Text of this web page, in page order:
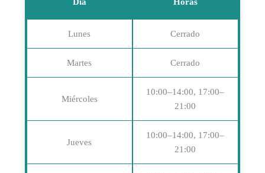
Día Horas
Lunes Cerrado
Martes Cerrado
Miércoles
10:00–14:00, 17:00–
21:00
Jueves
10:00–14:00, 17:00–
21:00